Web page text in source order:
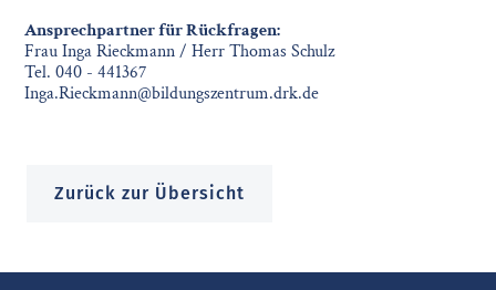
Ansprechpartner für Rückfragen:
Frau Inga Rieckmann / Herr Thomas Schulz
Tel. 040 - 441367
Inga.Rieckmann@bildungszentrum.drk.de
Zurück zur Übersicht